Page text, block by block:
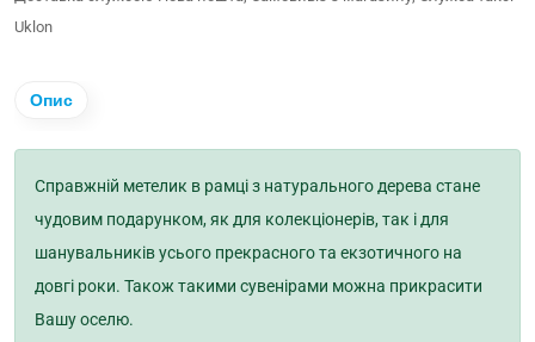
Uklon
Опис
Справжній метелик в рамці з натурального дерева стане
чудовим подарунком, як для колекціонерів, так і для
шанувальників усього прекрасного та екзотичного на
довгі роки. Також такими сувенірами можна прикрасити
Вашу оселю.